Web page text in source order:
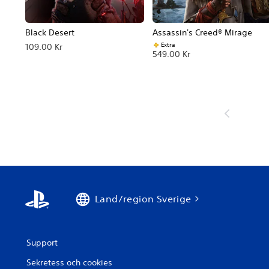
Black Desert
109.00 Kr
Assassin's Creed® Mirage
Extra
549.00 Kr
Land/region Sverige
Support
Sekretess och cookies